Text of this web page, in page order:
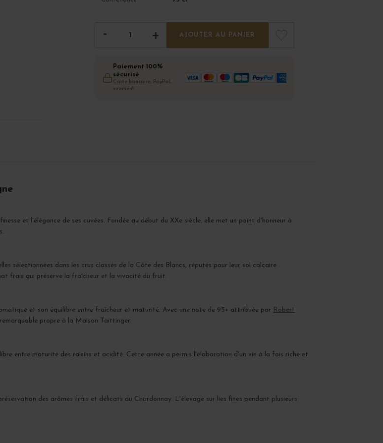
AJOUTER AU PANIER
Paiement 100%
sécurisé
Carte bancaire, PayPal,
virement
et l'élégance de ses cuvées. Fondée au début du XXe siècle, elle met un point d'honneur à
sélectionnées dans les crus classés de la Côte des Blancs, réputés pour leur sol calcaire
frais qui préserve la fraîcheur et la vivacité du fruit.
et son équilibre entre fraîcheur et maturité. Avec une note de 95+ attribuée par Robert
propre à la Maison Taittinger.
entre maturité des raisins et acidité. Cette année a permis l'élaboration d'un vin à la fois riche et
des arômes frais et délicats du Chardonnay. L'élevage sur lies fines pendant plusieurs